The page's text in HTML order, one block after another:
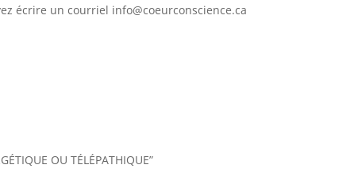
écrire un courriel info@coeurconscience.ca
OU TÉLÉPATHIQUE”